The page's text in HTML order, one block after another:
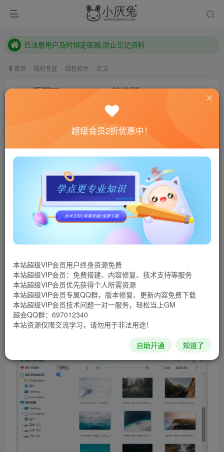
已注册用户及时绑定邮箱,防止忘记资料
已注册用户及时绑定邮箱,防止忘记资料
首页 福利专区 绿色软件 正文
2345看图王v10.9.1.9791精简版
联网教程： 内附教程
单机教程： 内附教程
不懂的话联系客服！！！
2345看图王是一款速度超快的看图软件，简洁易操作。
采用了超强图片引擎，在低配置的电脑上也能闪电般打开十
几上百兆的大图，运用精妙的图像处理技术，还原真实色
式，除了支持JPG/BMP/PNG常见图片格式 和TIF/GIF动画
格式，更兼容PSD/RAW/WEBP/JP2APNG等专业图像格
式，所支持的格式多达69种格式；提供了图片美化功能、图
像管理功能、PDF阅读器。
超级会员2折优惠中！
本站超级VIP会员用户终身资源免费
本站超级VIP会员：免费搭建、内容修复、技术支持等服务
本站超级VIP会员优先获得个人所需资源
本站超级VIP会员专属QQ群，版本修复、更新内容免费下载
本站超级VIP会员技术问题一对一服务，轻松当上GM
超会QQ群：697012340
本站资源仅限交流学习，请勿用于非法用途！
自助开通 知道了